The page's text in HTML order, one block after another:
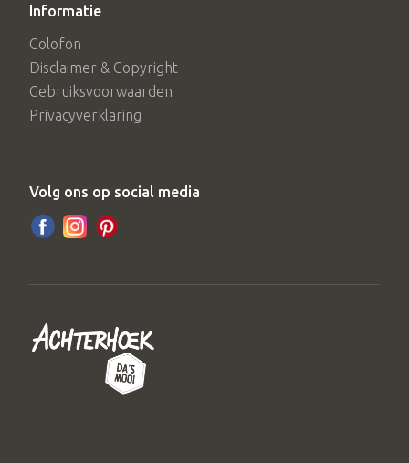
Informatie
Colofon
Disclaimer & Copyright
Gebruiksvoorwaarden
Privacyverklaring
Volg ons op social media